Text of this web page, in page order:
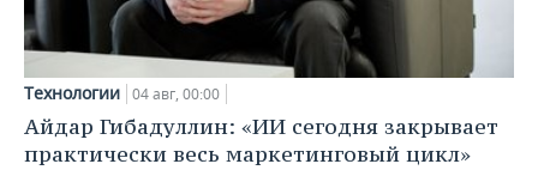
Технологии 04 авг, 00:00
Айдар Гибадуллин: «ИИ сегодня закрывает
практически весь маркетинговый цикл»